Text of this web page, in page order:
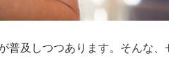
普及しつつあります。そんな、